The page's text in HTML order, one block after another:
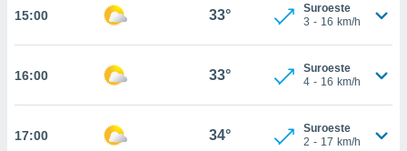
de que
el sitio
para
15:00 33°
Suroeste
3 - 16 km/h
16:00 33°
Suroeste
4 - 16 km/h
17:00 34°
Suroeste
2 - 17 km/h